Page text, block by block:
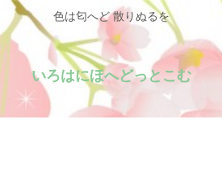
色は匂へど 散りぬるを
いろはにほへどっとこむ